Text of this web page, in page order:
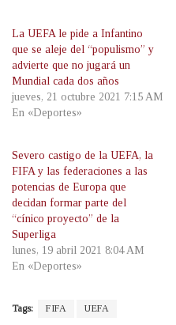
La UEFA le pide a Infantino
que se aleje del “populismo” y
advierte que no jugará un
Mundial cada dos años
jueves, 21 octubre 2021 7:15 AM
En «Deportes»
Severo castigo de la UEFA, la
FIFA y las federaciones a las
potencias de Europa que
decidan formar parte del
“cínico proyecto” de la
Superliga
lunes, 19 abril 2021 8:04 AM
En «Deportes»
Tags: FIFA UEFA